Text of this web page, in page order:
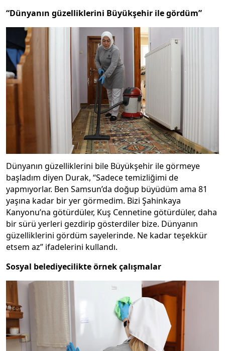
“Dünyanın güzelliklerini Büyükşehir ile gördüm”
Dünyanın güzelliklerini bile Büyükşehir ile görmeye
başladım diyen Durak, “Sadece temizliğimi de
yapmıyorlar. Ben Samsun’da doğup büyüdüm ama 81
yaşına kadar bir yer görmedim. Bizi Şahinkaya
Kanyonu’na götürdüler, Kuş Cennetine götürdüler, daha
bir sürü yerleri gezdirip gösterdiler bize. Dünyanın
güzelliklerini gördüm sayelerinde. Ne kadar teşekkür
etsem az” ifadelerini kullandı.
Sosyal belediyecilikte örnek çalışmalar